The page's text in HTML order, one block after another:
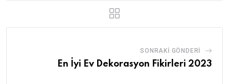
SONRAKI GÖNDERI
En İyi Ev Dekorasyon Fikirleri 2023